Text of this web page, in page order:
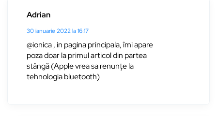
Adrian
30 ianuarie 2022 la 16:17
@ionica , in pagina principala, îmi apare
poza doar la primul articol din partea
stângă (Apple vrea sa renunțe la
tehnologia bluetooth)